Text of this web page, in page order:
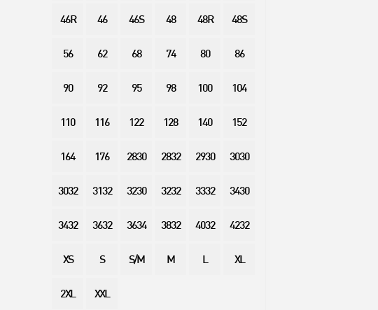
46R 46 46S 48 48R 48S
56 62 68 74 80 86
90 92 95 98 100 104
110 116 122 128 140 152
164 176 2830 2832 2930 3030
3032 3132 3230 3232 3332 3430
3432 3632 3634 3832 4032 4232
XS S S/M M L XL
2XL XXL